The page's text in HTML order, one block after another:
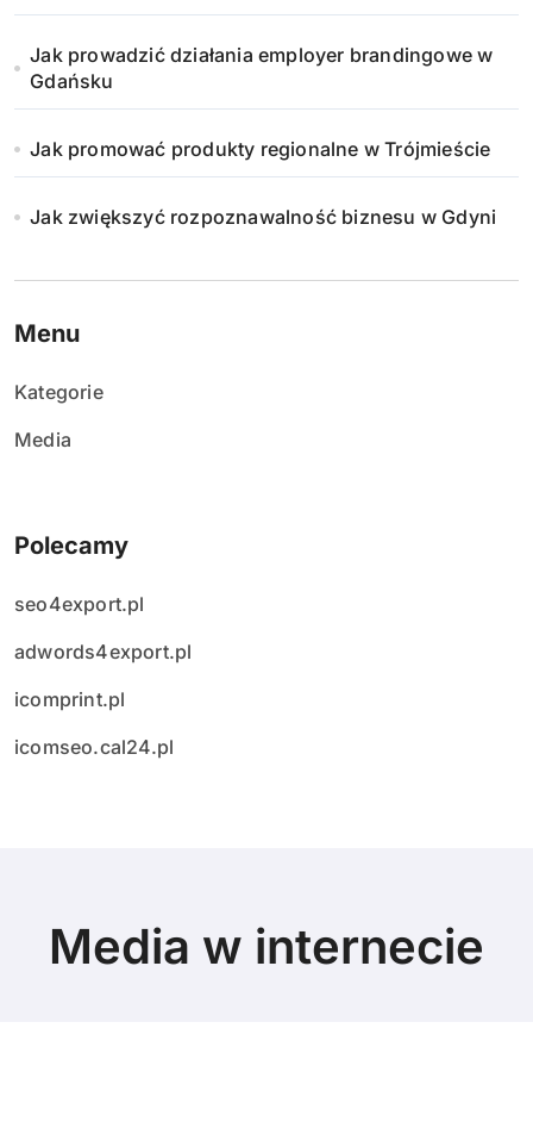
Jak prowadzić działania employer brandingowe w
Gdańsku
Jak promować produkty regionalne w Trójmieście
Jak zwiększyć rozpoznawalność biznesu w Gdyni
Menu
Kategorie
Media
Polecamy
seo4export.pl
adwords4export.pl
icomprint.pl
icomseo.cal24.pl
Media w internecie